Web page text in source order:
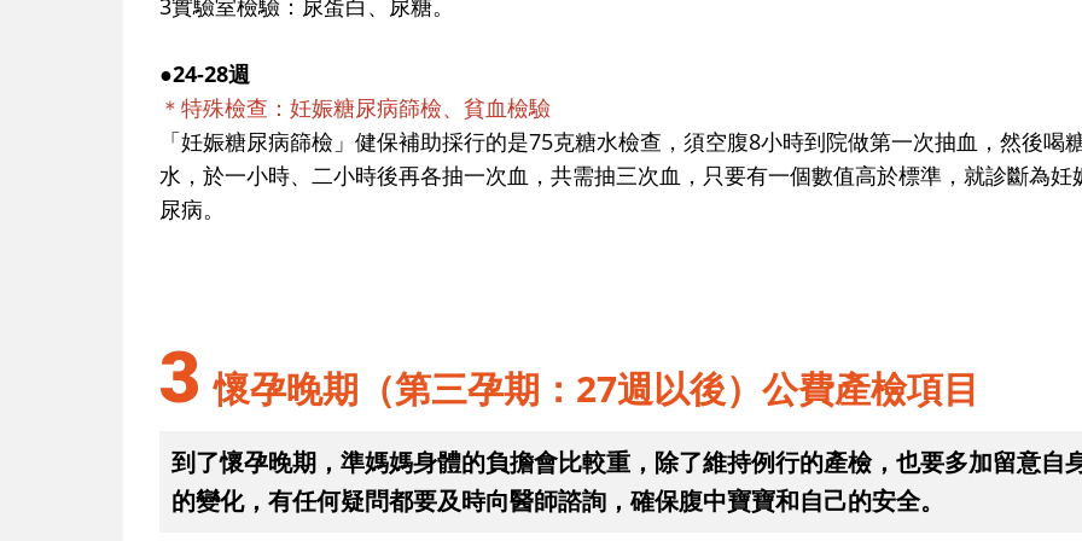
●24-28週
＊特殊檢查：妊娠糖尿病篩檢、貧血檢驗
「妊娠糖尿病篩檢」健保補助採行的是75克糖水檢查，須空腹8小時到院做第一次抽血，然後喝
水，於一小時、二小時後再各抽一次血，共需抽三次血，只要有一個數值高於標準，就診斷為妊
尿病。
3 懷孕晚期（第三孕期：27週以後）公費產檢項目
到了懷孕晚期，準媽媽身體的負擔會比較重，除了維持例行的產檢，也要多加留意自
的變化，有任何疑問都要及時向醫師諮詢，確保腹中寶寶和自己的安全。